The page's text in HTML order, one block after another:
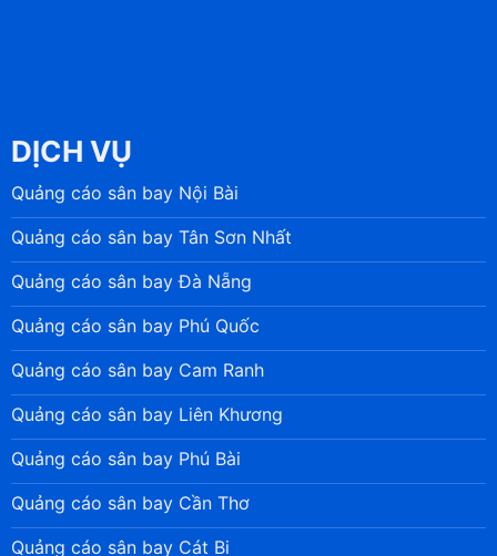
DỊCH VỤ
Quảng cáo sân bay Nội Bài
Quảng cáo sân bay Tân Sơn Nhất
Quảng cáo sân bay Đà Nẵng
Quảng cáo sân bay Phú Quốc
Quảng cáo sân bay Cam Ranh
Quảng cáo sân bay Liên Khương
Quảng cáo sân bay Phú Bài
Quảng cáo sân bay Cần Thơ
Quảng cáo sân bay Cát Bi